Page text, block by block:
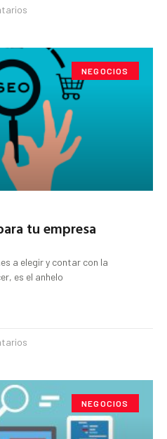
NEGOCIOS
tu empresa
a elegir y contar con la
es el anhelo
NEGOCIOS